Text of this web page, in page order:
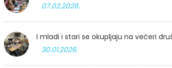
07.02.2026.
I mladi i stari se okupljaju na večeri
30.01.2026.